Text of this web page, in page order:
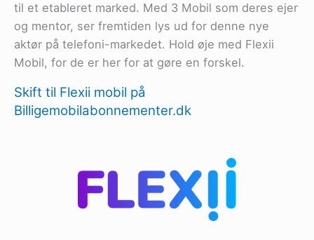
til et etableret marked. Med 3 Mobil som deres ejer
og mentor, ser fremtiden lys ud for denne nye
aktør på telefoni-markedet. Hold øje med Flexii
Mobil, for de er her for at gøre en forskel.
Skift til Flexii mobil på
Billigemobilabonnementer.dk